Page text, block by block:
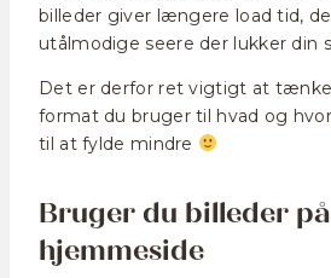
billeder giver længere load tid,
utålmodige seere der lukker din
Det er derfor ret vigtigt at
format du bruger til hvad og
til at fylde mindre
Bruger du billeder
hjemmeside